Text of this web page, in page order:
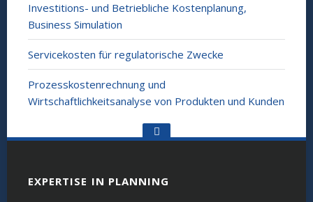
Investitions- und Betriebliche Kostenplanung,
Business Simulation
Servicekosten für regulatorische Zwecke
Prozesskostenrechnung und
Wirtschaftlichkeitsanalyse von Produkten und Kunden
Go
top
EXPERTISE IN PLANNING